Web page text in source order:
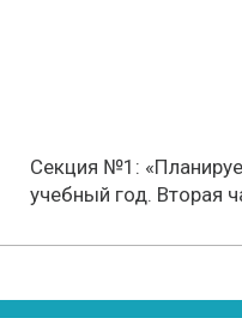
Секция №1:
учебный год. Вторая